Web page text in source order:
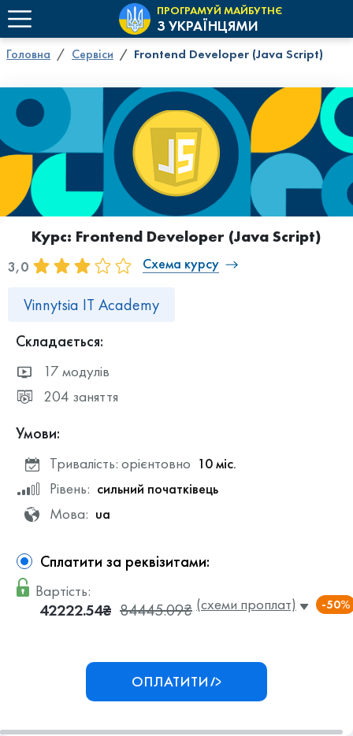
ПРОГРАМУЙ МАЙБУТНЄ
З УКРАЇНЦЯМИ
Головна Сервіси Frontend Developer (Java Script)
Курс: Frontend Developer (Java Script)
3,0 Схема курсу
Vinnytsia IT Academy
Складається:
17 модулів
204 заняття
Умови:
Тривалість: орієнтовно 10 міс.
Рівень: сильний початківець
Мова: ua
Сплатити за реквізитами:
Вартість:
42222.54₴ 84445.09₴ (схеми проплат) -50%
ОПЛАТИТИ